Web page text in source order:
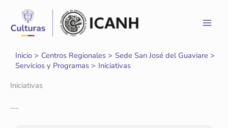
contenido
Inicio Centros Regionales
Sede San José del Guaviare
Servicios y Programas
Iniciativas
Iniciativas
…..